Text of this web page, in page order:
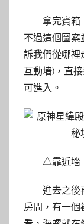
拿完寶箱
不過這個圖案
訴我們從哪裡
互動墻)，直
可進入。
△靠近墻
進去之後
房間，有一個